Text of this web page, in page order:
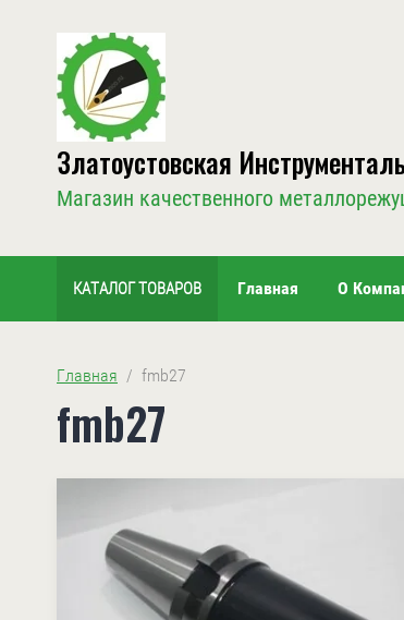
КАТАЛОГ ТОВАРОВ Главная О
Златоустовская
Магазин качественного
Главная
  /  fmb27
fmb27